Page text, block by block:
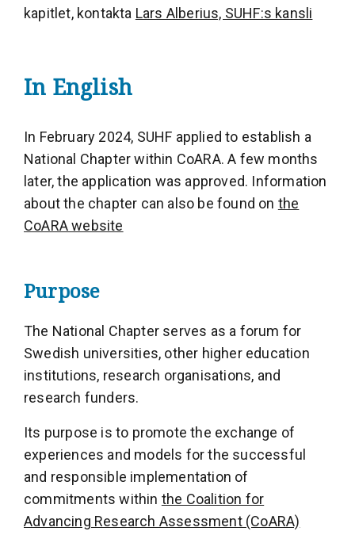
kapitlet, kontakta Lars Alberius, SUHF:s kansli
In English
In February 2024, SUHF applied to establish a
National Chapter within CoARA. A few months
later, the application was approved. Information
about the chapter can also be found on the
CoARA website
Purpose
The National Chapter serves as a forum for
Swedish universities, other higher education
institutions, research organisations, and
research funders.
Its purpose is to promote the exchange of
experiences and models for the successful
and responsible implementation of
commitments within the Coalition for
Advancing Research Assessment (CoARA)